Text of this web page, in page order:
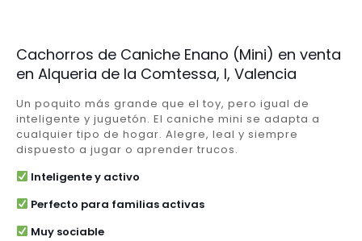
Cachorros de Caniche Enano (Mini) en venta
en Alqueria de la Comtessa, l, Valencia
Un poquito más grande que el toy, pero igual de
inteligente y juguetón. El caniche mini se adapta a
cualquier tipo de hogar. Alegre, leal y siempre
dispuesto a jugar o aprender trucos.
Inteligente y activo
Perfecto para familias activas
Muy sociable